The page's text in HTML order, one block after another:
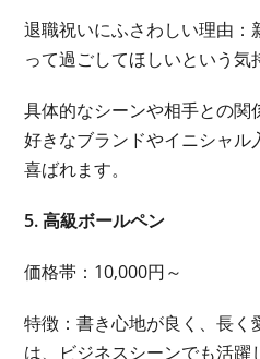
退職祝いにふさわしい理由
って過ごしてほしいという気
具体的なシーンや相手との
好きなブランドやイニシャル
喜ばれます。
5. 高級ボールペン
価格帯：10,000円～
特徴：書き心地が良く、長く
は、ビジネスシーンでも活躍